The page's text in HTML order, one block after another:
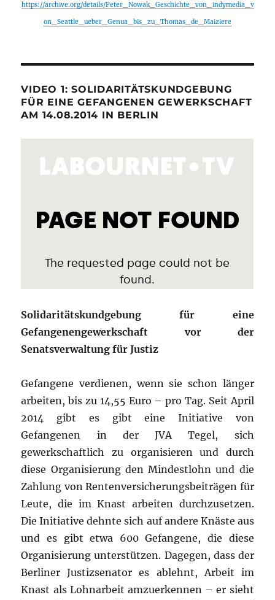
https://archive.org/details/Peter_Nowak_Geschichte_von_indymedia_v
on_Seattle_ueber_Genua_bis_zu_Thomas_de_Maiziere
VIDEO 1: SOLIDARITÄTSKUNDGEBUNG
FÜR EINE GEFANGENEN GEWERKSCHAFT
AM 14.08.2014 IN BERLIN
Solidaritätskundgebung für eine
Gefangenengewerkschaft vor der
Senatsverwaltung für Justiz
Gefangene verdienen, wenn sie schon länger
arbeiten, bis zu 14,55 Euro – pro Tag. Seit April
2014 gibt es gibt eine Initiative von
Gefangenen in der JVA Tegel, sich
gewerkschaftlich zu organisieren und durch
diese Organisierung den Mindestlohn und die
Zahlung von Rentenversicherungsbeiträgen für
Leute, die im Knast arbeiten durchzusetzen.
Die Initiative dehnte sich auf andere Knäste aus
und es gibt etwa 600 Gefangene, die diese
Organisierung unterstützen. Dagegen, dass der
Berliner Justizsenator es ablehnt, Arbeit im
Knast als Lohnarbeit amzuerkennen – er sieht